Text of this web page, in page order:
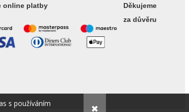
online platby
Děkujeme
za důvěru
s používáním
✖